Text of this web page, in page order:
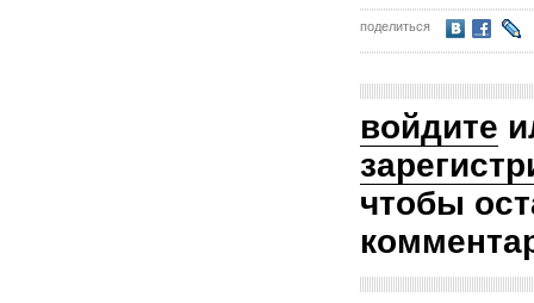
поделиться
войдите
чтобы